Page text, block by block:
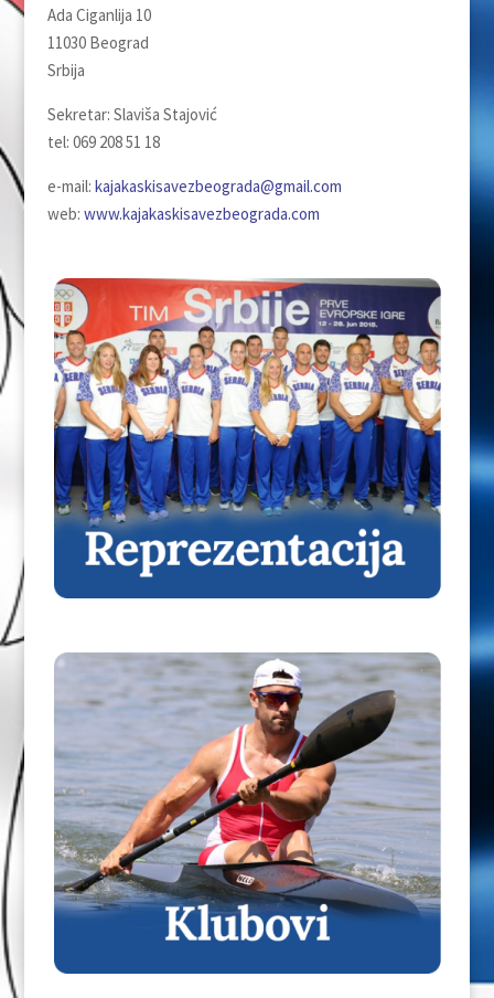
Ada Ciganlija 10
11030 Beograd
Srbija
Sekretar: Slaviša Stajović
tel: 069 208 51 18
e-mail: kajakaskisavezbeograda@gmail.com
web: www.kajakaskisavezbeograda.com